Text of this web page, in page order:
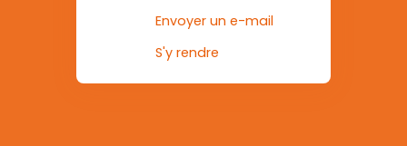
Envoyer un e-mail
S'y rendre